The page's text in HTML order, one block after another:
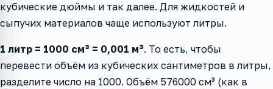
кубические дюймы и так далее. Для жидкостей и
сыпучих материалов чаще используют литры.
1 литр = 1000 см³ = 0,001 м³. То есть, чтобы
перевести объём из кубических сантиметров в литры,
разделите число на 1000. Объём 576000 см³ (как в